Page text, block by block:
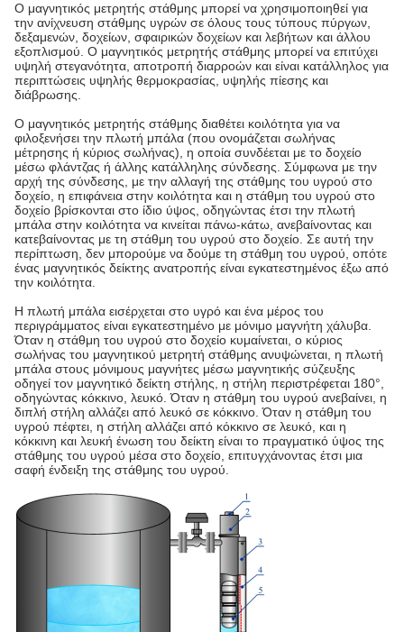
Ο μαγνητικός μετρητής στάθμης μπορεί να χρησιμοποιηθεί για
την ανίχνευση στάθμης υγρών σε όλους τους τύπους πύργων,
δεξαμενών, δοχείων, σφαιρικών δοχείων και λεβήτων και άλλου
εξοπλισμού. Ο μαγνητικός μετρητής στάθμης μπορεί να επιτύχει
υψηλή στεγανότητα, αποτροπή διαρροών και είναι κατάλληλος για
περιπτώσεις υψηλής θερμοκρασίας, υψηλής πίεσης και
διάβρωσης.
Ο μαγνητικός μετρητής στάθμης διαθέτει κοιλότητα για να
φιλοξενήσει την πλωτή μπάλα (που ονομάζεται σωλήνας
μέτρησης ή κύριος σωλήνας), η οποία συνδέεται με το δοχείο
μέσω φλάντζας ή άλλης κατάλληλης σύνδεσης. Σύμφωνα με την
αρχή της σύνδεσης, με την αλλαγή της στάθμης του υγρού στο
δοχείο, η επιφάνεια στην κοιλότητα και η στάθμη του υγρού στο
δοχείο βρίσκονται στο ίδιο ύψος, οδηγώντας έτσι την πλωτή
μπάλα στην κοιλότητα να κινείται πάνω-κάτω, ανεβαίνοντας και
κατεβαίνοντας με τη στάθμη του υγρού στο δοχείο. Σε αυτή την
περίπτωση, δεν μπορούμε να δούμε τη στάθμη του υγρού, οπότε
ένας μαγνητικός δείκτης ανατροπής είναι εγκατεστημένος έξω από
την κοιλότητα.
Η πλωτή μπάλα εισέρχεται στο υγρό και ένα μέρος του
περιγράμματος είναι εγκατεστημένο με μόνιμο μαγνήτη χάλυβα.
Όταν η στάθμη του υγρού στο δοχείο κυμαίνεται, ο κύριος
σωλήνας του μαγνητικού μετρητή στάθμης ανυψώνεται, η πλωτή
μπάλα στους μόνιμους μαγνήτες μέσω μαγνητικής σύζευξης
οδηγεί τον μαγνητικό δείκτη στήλης, η στήλη περιστρέφεται 180°,
οδηγώντας κόκκινο, λευκό. Όταν η στάθμη του υγρού ανεβαίνει, η
διπλή στήλη αλλάζει από λευκό σε κόκκινο. Όταν η στάθμη του
υγρού πέφτει, η στήλη αλλάζει από κόκκινο σε λευκό, και η
κόκκινη και λευκή ένωση του δείκτη είναι το πραγματικό ύψος της
στάθμης του υγρού μέσα στο δοχείο, επιτυγχάνοντας έτσι μια
σαφή ένδειξη της στάθμης του υγρού.